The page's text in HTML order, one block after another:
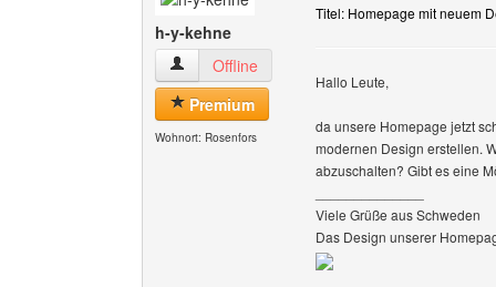
h-y-kehne
h-y-kehne Benutzer-Profile anzeigen
Offline
Premium
Wohnort: Rosenfors
Titel: Homepage mit neuem
Hallo Leute,
da unsere Homepage jetzt
modernen Design erstellen.
abzuschalten? Gibt es eine
Viele Grüße aus Schweden
Das Design unserer